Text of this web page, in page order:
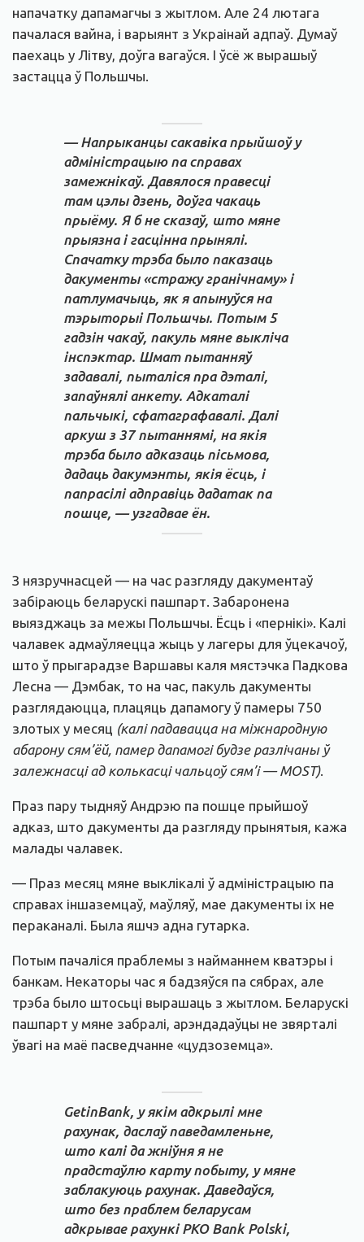
напачатку дапамагчы з жытлом. Але 24 лютага
пачалася вайна, і варыянт з Украінай адпаў. Думаў
паехаць у Літву, доўга вагаўся. І ўсё ж вырашыў
застацца ў Польшчы.
— Напрыканцы сакавіка прыйшоў у
адміністрацыю па справах
замежнікаў. Давялося правесці
там цэлы дзень, доўга чакаць
прыёму. Я б не сказаў, што мяне
прыязна і гасцінна прынялі.
Спачатку трэба было паказаць
дакументы «стражу гранічнаму» і
патлумачыць, як я апынуўся на
тэрыторыі Польшчы. Потым 5
гадзін чакаў, пакуль мяне выкліча
інспэктар. Шмат пытанняў
задавалі, пыталіся пра дэталі,
запаўнялі анкету. Адкаталі
пальчыкі, сфатаграфавалі. Далі
аркуш з 37 пытаннямі, на якія
трэба было адказаць пісьмова,
дадаць дакумэнты, якія ёсць, і
папрасілі адправіць дадатак па
пошце, — узгадвае ён.
З нязручнасцей — на час разгляду дакументаў
забіраюць беларускі пашпарт. Забаронена
выязджаць за межы Польшчы. Ёсць і «пернікі». Калі
чалавек адмаўляецца жыць у лагеры для ўцекачоў,
што ў прыгарадзе Варшавы каля мястэчка Падкова
Лесна — Дэмбак, то на час, пакуль дакументы
разглядаюцца, плацяць дапамогу ў памеры 750
злотых у месяц (калі падавацца на міжнародную
абарону сям’ёй, памер дапамогі будзе разлічаны ў
залежнасці ад колькасці чальцоў сям’і — MOST).
Праз пару тыдняў Андрэю па пошце прыйшоў
адказ, што дакументы да разгляду прынятыя, кажа
малады чалавек.
— Праз месяц мяне выклікалі ў адміністрацыю па
справах іншаземцаў, маўляў, мае дакументы іх не
пераканалі. Была яшчэ адна гутарка.
Потым пачаліся праблемы з найманнем кватэры і
банкам. Некаторы час я бадзяўся па сябрах, але
трэба было штосьці вырашаць з жытлом. Беларускі
пашпарт у мяне забралі, арэндадаўцы не звярталі
ўвагі на маё пасведчанне «цудзоземца».
GetinBank, у якім адкрылі мне
рахунак, даслаў паведамленьне,
што калі да жніўня я не
прадстаўлю карту побыту, у мяне
заблакуюць рахунак. Даведаўся,
што без праблем беларусам
адкрывае рахункі PKO Bank Polski,